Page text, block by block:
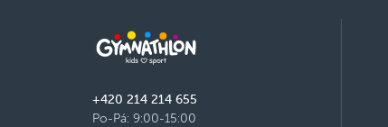
+420 214 214 655
Po-Pá: 9:00-15:00